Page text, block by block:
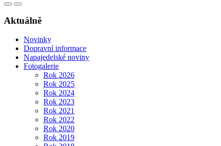
Aktuálně
Novinky
Dopravní informace
Napajedelské noviny
Fotogalerie
Rok 2026
Rok 2025
Rok 2024
Rok 2023
Rok 2021
Rok 2022
Rok 2020
Rok 2019